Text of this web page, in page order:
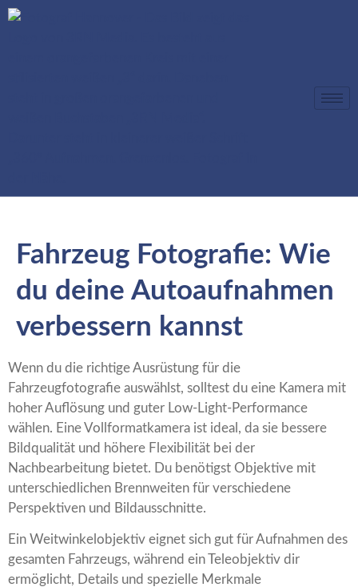
Fahrzeug Fotografie: Wie
du deine Autoaufnahmen
verbessern kannst
Wenn du die richtige Ausrüstung für die
Fahrzeugfotografie auswählst, solltest du eine Kamera mit
hoher Auflösung und guter Low-Light-Performance
wählen. Eine Vollformatkamera ist ideal, da sie bessere
Bildqualität und höhere Flexibilität bei der
Nachbearbeitung bietet. Du benötigst Objektive mit
unterschiedlichen Brennweiten für verschiedene
Perspektiven und Bildausschnitte.
Ein Weitwinkelobjektiv eignet sich gut für Aufnahmen des
gesamten Fahrzeugs, während ein Teleobjektiv dir
ermöglicht, Details und spezielle Merkmale